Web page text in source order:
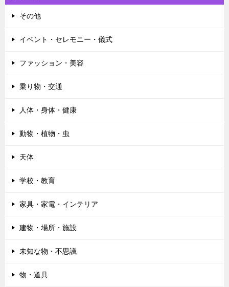
その他
イベント・セレモニー・儀式
ファッション・美容
乗り物・交通
人体・身体・健康
動物・植物・虫
天体
学校・教育
家具・家電・インテリア
建物・場所・施設
未知な物・不思議
物・道具